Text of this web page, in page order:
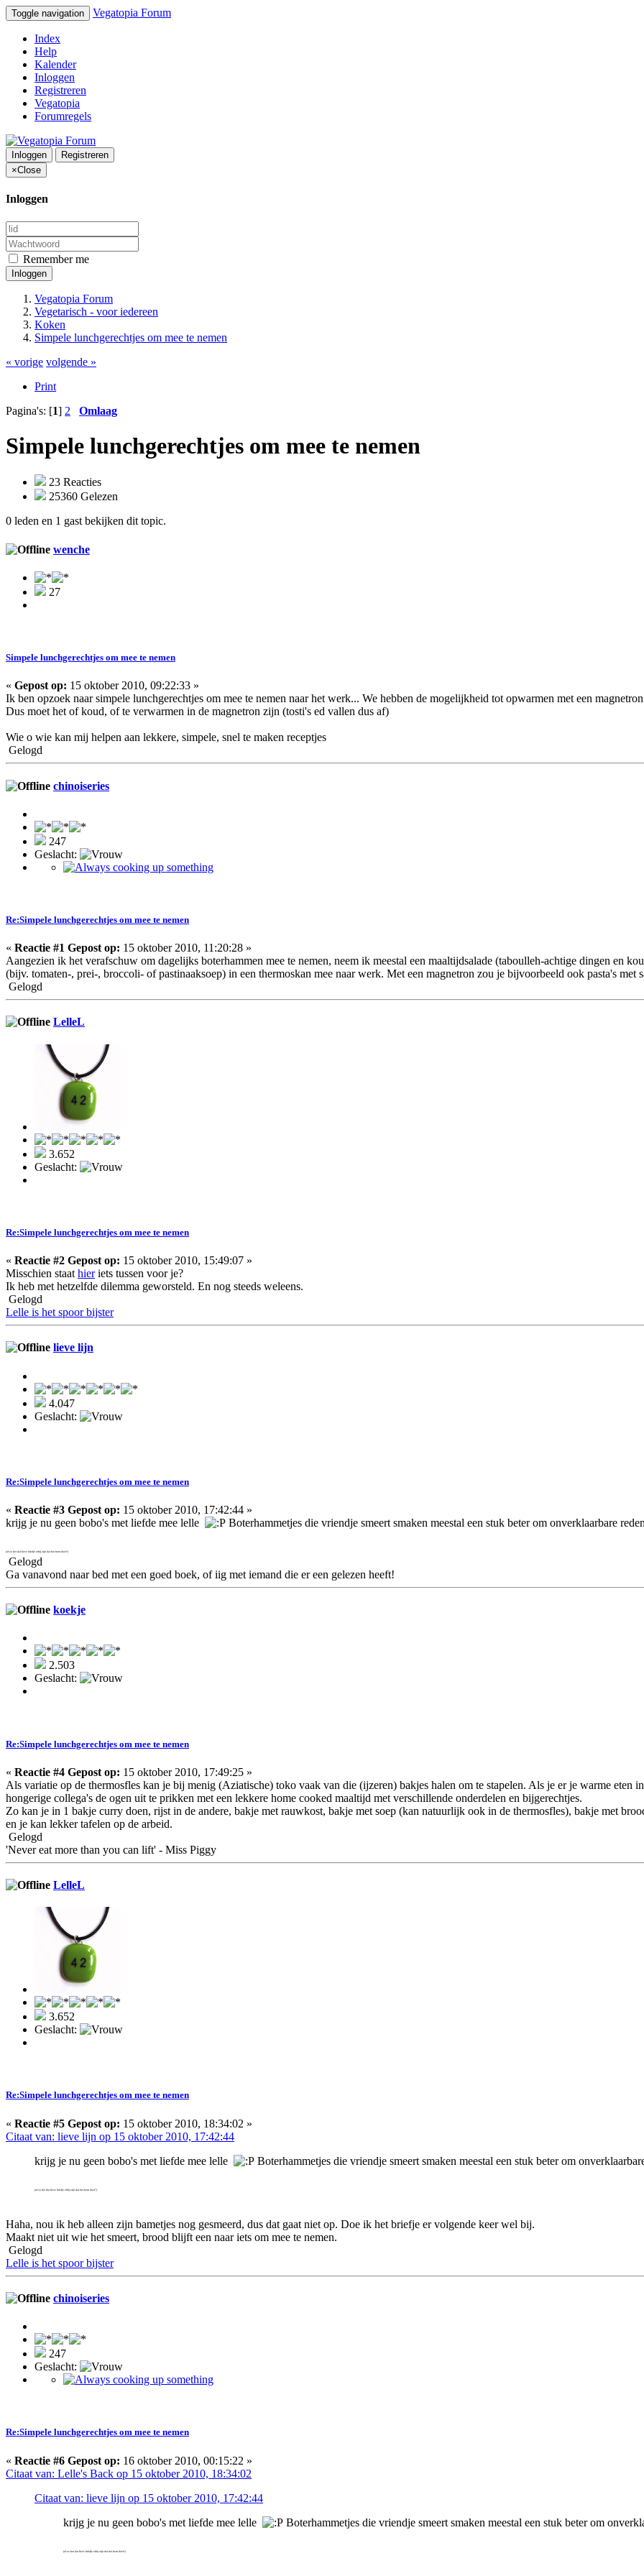
Toggle navigation Vegatopia Forum
Index
Help
Kalender
Inloggen
Registreren
Vegatopia
Forumregels
Inloggen
Registreren
×Close
Inloggen
Remember me
Inloggen
Vegatopia Forum
Vegetarisch - voor iedereen
Koken
Simpele lunchgerechtjes om mee te nemen
« vorige volgende »
Print
Pagina's: [1] 2 Omlaag
Simpele lunchgerechtjes om mee te nemen
23 Reacties
25360 Gelezen
0 leden en 1 gast bekijken dit topic.
wenche
27
Simpele lunchgerechtjes om mee te nemen
« Gepost op: 15 oktober 2010, 09:22:33 »
Ik ben opzoek naar simpele lunchgerechtjes om mee te nemen naar het werk... We hebben de mogelijkheid tot opwarmen met een
Dus moet het of koud, of te verwarmen in de magnetron zijn (tosti's ed vallen dus af)
Wie o wie kan mij helpen aan lekkere, simpele, snel te maken receptjes
Gelogd
chinoiseries
247
Geslacht:
Re:Simpele lunchgerechtjes om mee te nemen
« Reactie #1 Gepost op: 15 oktober 2010, 11:20:28 »
Aangezien ik het verafschuw om dagelijks boterhammen mee te nemen, neem ik meestal een maaltijdsalade (taboulleh-achtige dingen en
(bijv. tomaten-, prei-, broccoli- of pastinaaksoep) in een thermoskan mee naar werk. Met een magnetron zou je bijvoorbeeld ook pasta's met
Gelogd
LelleL
3.652
Geslacht:
Re:Simpele lunchgerechtjes om mee te nemen
« Reactie #2 Gepost op: 15 oktober 2010, 15:49:07 »
Misschien staat hieriets tussen voor je?
Ik heb met hetzelfde dilemma geworsteld. En nog steeds weleens.
Gelogd
Lelle is het spoor bijster
lieve lijn
4.047
Geslacht:
Re:Simpele lunchgerechtjes om mee te nemen
« Reactie #3 Gepost op: 15 oktober 2010, 17:42:44 »
krijg je nu geen bobo's met liefde mee lelle
Boterhammetjes die vriendje smeert smaken meestal een stuk beter om onverklaarbare
(of zo het dat lieve briefje erbij zijn dat het hem doet?)
Gelogd
Ga vanavond naar bed met een goed boek, of iig met iemand die er een gelezen heeft!
koekje
2.503
Geslacht:
Re:Simpele lunchgerechtjes om mee te nemen
« Reactie #4 Gepost op: 15 oktober 2010, 17:49:25 »
Als variatie op de thermosfles kan je bij menig (Aziatische) toko vaak van die (ijzeren) bakjes halen om te stapelen. Als je er je warme
hongerige collega's de ogen uit te prikken met een lekkere home cooked maaltijd met verschillende onderdelen en bijgerechtjes.
Zo kan je in 1 bakje curry doen, rijst in de andere, bakje met rauwkost, bakje met soep (kan natuurlijk ook in de thermosfles), bakje met
en je kan lekker tafelen op de arbeid.
Gelogd
'Never eat more than you can lift' - Miss Piggy
LelleL
3.652
Geslacht:
Re:Simpele lunchgerechtjes om mee te nemen
« Reactie #5 Gepost op: 15 oktober 2010, 18:34:02 »
Citaat van: lieve lijn op 15 oktober 2010, 17:42:44
krijg je nu geen bobo's met liefde mee lelle
Boterhammetjes die vriendje smeert smaken meestal een stuk beter om
(of zo het dat lieve briefje erbij zijn dat het hem doet?)
Haha, nou ik heb alleen zijn bametjes nog gesmeerd, dus dat gaat niet op. Doe ik het briefje er volgende keer wel bij.
Maakt niet uit wie het smeert, brood blijft een naar iets om mee te nemen.
Gelogd
Lelle is het spoor bijster
chinoiseries
247
Geslacht:
Re:Simpele lunchgerechtjes om mee te nemen
« Reactie #6 Gepost op: 16 oktober 2010, 00:15:22 »
Citaat van: Lelle's Back op 15 oktober 2010, 18:34:02
Citaat van: lieve lijn op 15 oktober 2010, 17:42:44
krijg je nu geen bobo's met liefde mee lelle
Boterhammetjes die vriendje smeert smaken meestal een stuk beter om
(of zo het dat lieve briefje erbij zijn dat het hem doet?)